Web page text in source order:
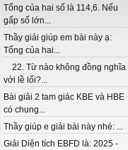
Tổng của hai số là 114,6. Nếu
gấp số lớn...
Thầy giải giúp em bài này ạ:
Tổng của hai...
22. Từ nào không đồng nghĩa
với lề lối?...
Bài giải 2 tam giác KBE và HBE
có chung...
Thầy giúp e giải bài này nhé: ...
Giải Diện tích EBFD là: 2025 -